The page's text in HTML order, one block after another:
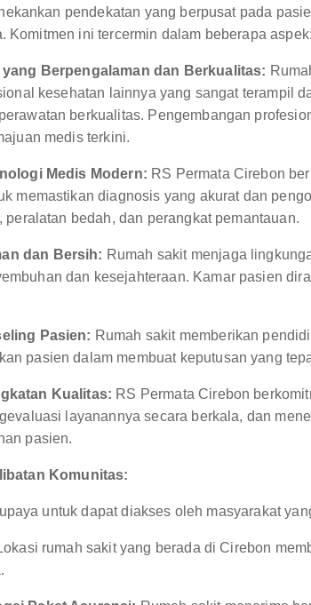
pendekatan yang berpusat pada
Komitmen ini tercermin dalam beberapa aspek:
Berpengalaman dan Berkualitas:
kesehatan lainnya yang sangat terampil
berkualitas. Pengembangan
medis terkini.
Medis Modern: RS Permata Cirebon
memastikan diagnosis yang akurat dan
peralatan bedah, dan perangkat pemantauan.
dan Bersih: Rumah sakit menjaga
dan kesejahteraan. Kamar pasien
Pasien: Rumah sakit memberikan
pasien dalam membuat keputusan yang
Kualitas: RS Permata Cirebon
layanannya secara berkala, dan
pasien.
Komunitas:
untuk dapat diakses oleh masyarakat
rumah sakit yang berada di Cirebon